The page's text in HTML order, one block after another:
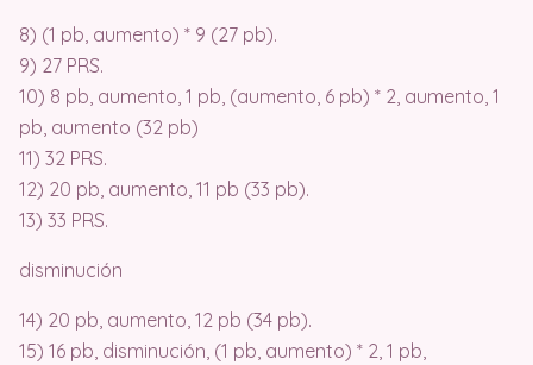
8) (1 pb, aumento) * 9 (27 pb).
9) 27 PRS.
10) 8 pb, aumento, 1 pb, (aumento, 6 pb) * 2, aumento, 1
pb, aumento (32 pb)
11) 32 PRS.
12) 20 pb, aumento, 11 pb (33 pb).
13) 33 PRS.
disminución
14) 20 pb, aumento, 12 pb (34 pb).
15) 16 pb, disminución, (1 pb, aumento) * 2, 1 pb,